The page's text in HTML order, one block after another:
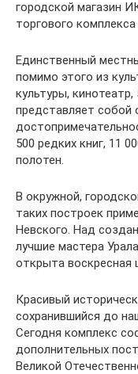
городской магазин
торгового
Единственный
помимо этого из
культуры, кинотеатр,
представляет собой
500 редких книг, 11
полотен.
В окружной,
таких построек
Невского. Над
лучшие мастера
открыта воскресная
Красивый
сохранившийся до
Сегодня комплекс
дополнительных
Великой